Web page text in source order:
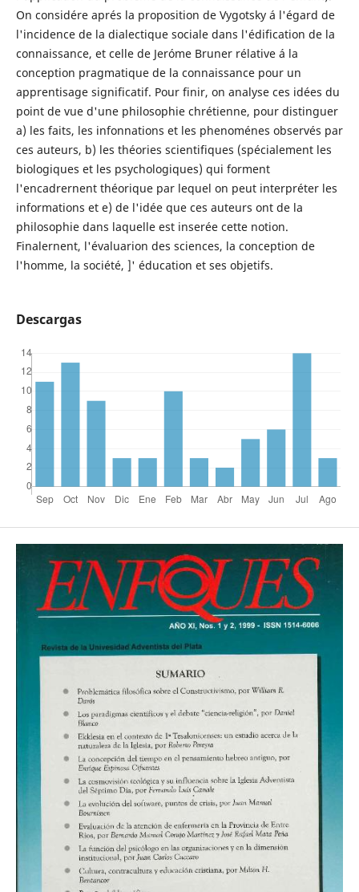
On considére aprés la proposition de Vygotsky á l'égard de
l'incidence de la dialectique sociale dans l'édification de la
connaissance, et celle de Jeróme Bruner rélative á la
conception pragmatique de la connaissance pour un
apprentisage significatif. Pour finir, on analyse ces idées du
point de vue d'une philosophie chrétienne, pour distinguer
a) les faits, les infonnations et les phenoménes observés par
ces auteurs, b) les théories scientifiques (spécialement les
biologiques et les psychologiques) qui forment
l'encadrernent théorique par lequel on peut interpréter les
informations et e) de l'idée que ces auteurs ont de la
philosophie dans laquelle est inserée cette notion.
Finalernent, l'évaluarion des sciences, la conception de
l'homme, la société, ]' éducation et ses objetifs.
Descargas